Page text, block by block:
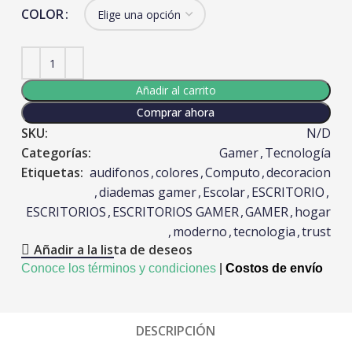
COLOR
Añadir al carrito
Comprar ahora
SKU:
N/D
Categorías:
Gamer,Tecnología
Etiquetas: audifonos,colores,Computo,decoracion
,diademas gamer,Escolar,ESCRITORIO,
ESCRITORIOS,ESCRITORIOS GAMER,GAMER,hogar
,moderno,tecnologia,trust
Añadir a la lista de deseos
Conoce los términos y condiciones| Costos de envío
DESCRIPCIÓN